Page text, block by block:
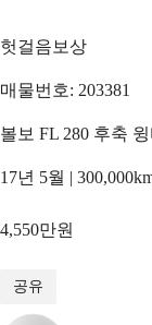
헛걸음보상
매물번호: 203381
볼보 FL 280 후축
17년 5월 |
4,550만원
공유
/8